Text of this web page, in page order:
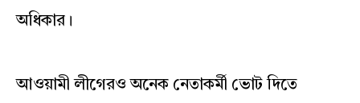
অধিকার।
আওয়ামী লীগেরও অনেক নেতাকর্মী ভোট দিতে